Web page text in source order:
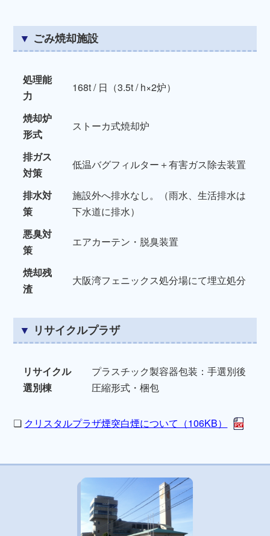
ごみ焼却施設
処理能
力
168t / 日（3.5t / h×2炉）
焼却炉
形式
ストーカ式焼却炉
排ガス
対策
低温バグフィルター＋有害ガス除去装置
排水対
策
施設外へ排水なし。（雨水、生活排水は
下水道に排水）
悪臭対
策
エアカーテン・脱臭装置
焼却残
渣
大阪湾フェニックス処分場にて埋立処分
リサイクルプラザ
リサイクル
選別棟
プラスチック製容器包装：手選別後
圧縮形式・梱包
❏ クリスタルプラザ煙突白煙について（106KB）